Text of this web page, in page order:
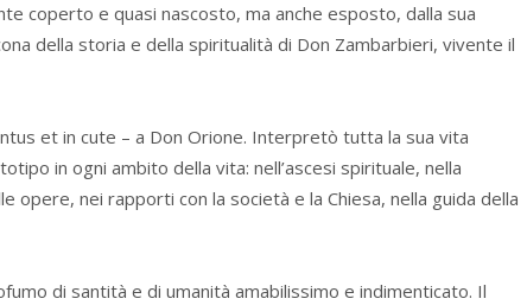
coperto e quasi nascosto, ma anche esposto, dalla sua
della storia e della spiritualità di Don Zambarbieri, vivente il
et in cute – a Don Orione. Interpretò tutta la sua vita
in ogni ambito della vita: nell’ascesi spirituale, nella
opere, nei rapporti con la società e la Chiesa, nella guida della
di santità e di umanità amabilissimo e indimenticato. Il